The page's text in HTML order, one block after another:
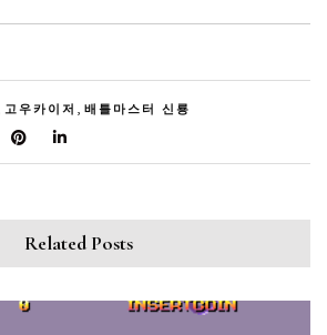
고우카이저 배틀마스터 신룡
Related Posts